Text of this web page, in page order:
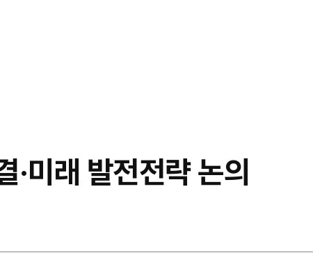
·미래 발전전략 논의